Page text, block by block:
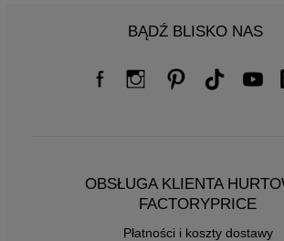
BĄDŹ BLISKO NAS
OBSŁUGA KLIENTA
FACTORYPRICE
Płatności i koszty dostawy